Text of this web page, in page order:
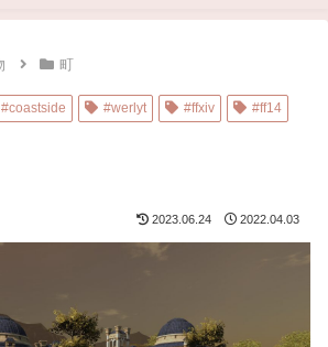
町
#coastside #werlyt #ffxiv #ff14
2023.06.24 2022.04.03